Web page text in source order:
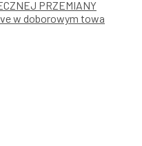
w doborowym towa